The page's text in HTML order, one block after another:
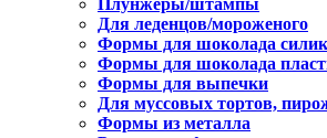
Плунжеры/штампы
Для леденцов/мороженого
Формы для шоколада
Формы для шоколада
Формы для выпечки
Для муссовых тортов,
Формы из металла